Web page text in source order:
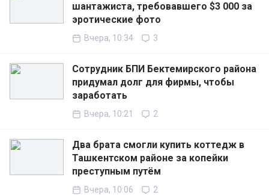
шантажиста, требовавшего $3 000 за
эротические фото
Вчера, 10:34 3
Сотрудник БПИ Бектемирского района
придумал долг для фирмы, чтобы
заработать
Вчера, 10:21 2
Два брата смогли купить коттедж в
Ташкентском районе за копейки
преступным путём
Вчера, 10:06 2